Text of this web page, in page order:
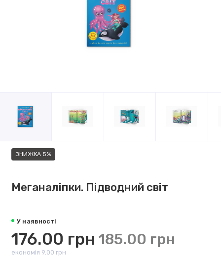
ЗНИЖКА 5%
Меганаліпки. Підводний світ
У наявності
176.00 грн 185.00 грн
економія 9.00 грн